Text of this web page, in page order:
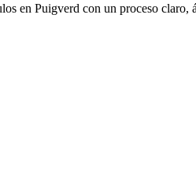
en Puigverd con un proceso